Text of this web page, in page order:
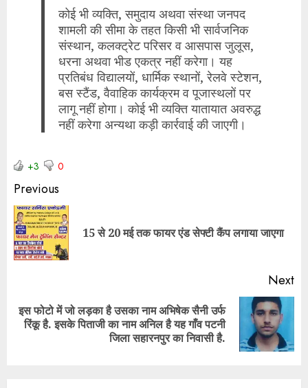
कोई भी व्यक्ति, समुदाय अथवा संस्था जनपद
शामली की सीमा के तहत किसी भी सार्वजनिक
संस्थान, कलक्ट्रेट परिसर व आसपास जुलूस,
धरना अथवा भीड एकत्र नहीं करेगा। यह
प्रतिबंध विद्यालयों, धार्मिक स्थानों, रेलवे स्टेशन,
बस स्टैंड, वैवाहिक कार्यक्रम व पूजास्थलों पर
लागू नहीं होगा। कोई भी व्यक्ति यातायात अवरुद्ध
नहीं करेगा अन्यथा कड़ी कार्रवाई की जाएगी।
+3 0
Previous
15 से 20 मई तक फायर एंड सेफ्टी कैंप लगाया जाएगा
Next
इस फोटो में जो लड़का है उसका नाम अभिषेक सैनी उर्फ
रिंकू है. इसके पिताजी का नाम अनिल है यह गाँव पटनी
जिला सहारनपुर का निवासी है.